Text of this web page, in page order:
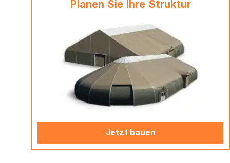
Planen Sie Ihre Struktur
Jetzt bauen